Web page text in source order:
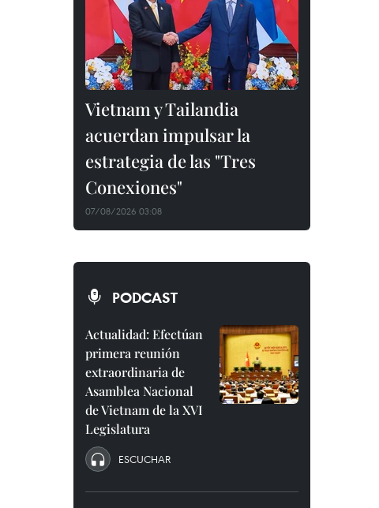
Vietnam y Tailandia
acuerdan impulsar la
estrategia de las "Tres
Conexiones"
07/08/2026 03:08
PODCAST
Actualidad: Efectúan
primera reunión
extraordinaria de
Asamblea Nacional
de Vietnam de la XVI
Legislatura
ESCUCHAR